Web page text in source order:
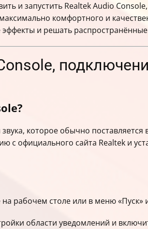
и запустить Realtek Audio Console,
комфортного и
эффекты и решать
которое обычно поставляется
с официального сайта Realtek и
рабочем столе или в меню «Пуск»
области уведомлений и